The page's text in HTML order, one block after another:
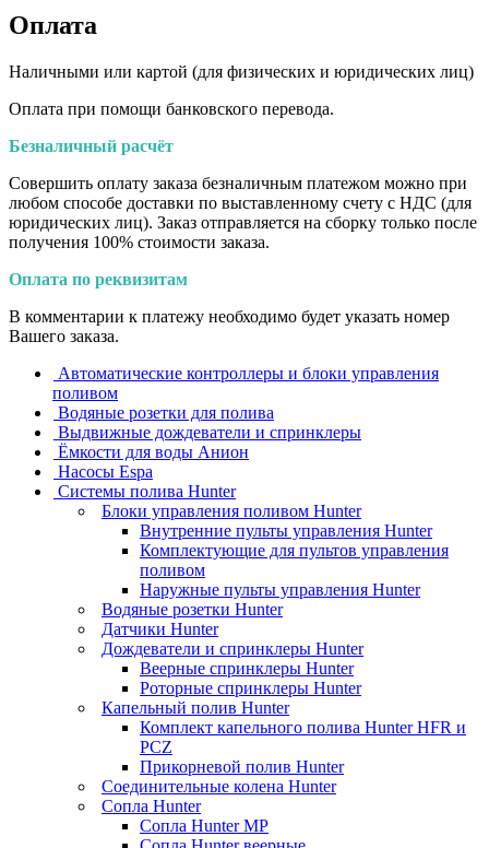
Оплата
Наличными или картой (для физических и юридических лиц)
Оплата при помощи банковского перевода.
Безналичный расчёт
Совершить оплату заказа безналичным платежом можно при
любом способе доставки по выставленному счету с НДС (для
юридических лиц). Заказ отправляется на сборку только после
получения 100% стоимости заказа.
Оплата по реквизитам
В комментарии к платежу необходимо будет указать номер
Вашего заказа.
Автоматические контроллеры и блоки управления
поливом
Водяные розетки для полива
Выдвижные дождеватели и спринклеры
Ёмкости для воды Анион
Насосы Espa
Системы полива Hunter
Блоки управления поливом Hunter
Внутренние пульты управления Hunter
Комплектующие для пультов управления
поливом
Наружные пульты управления Hunter
Водяные розетки Hunter
Датчики Hunter
Дождеватели и спринклеры Hunter
Веерные спринклеры Hunter
Роторные спринклеры Hunter
Капельный полив Hunter
Комплект капельного полива Hunter HFR и
PCZ
Прикорневой полив Hunter
Соединительные колена Hunter
Сопла Hunter
Сопла Hunter MP